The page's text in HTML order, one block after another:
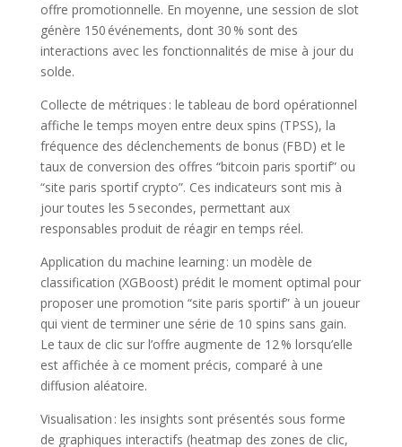
offre promotionnelle. En moyenne, une session de slot
génère 150 événements, dont 30 % sont des
interactions avec les fonctionnalités de mise à jour du
solde.
Collecte de métriques : le tableau de bord opérationnel
affiche le temps moyen entre deux spins (TPSS), la
fréquence des déclenchements de bonus (FBD) et le
taux de conversion des offres “bitcoin paris sportif” ou
“site paris sportif crypto”. Ces indicateurs sont mis à
jour toutes les 5 secondes, permettant aux
responsables produit de réagir en temps réel.
Application du machine learning : un modèle de
classification (XGBoost) prédit le moment optimal pour
proposer une promotion “site paris sportif” à un joueur
qui vient de terminer une série de 10 spins sans gain.
Le taux de clic sur l’offre augmente de 12 % lorsqu’elle
est affichée à ce moment précis, comparé à une
diffusion aléatoire.
Visualisation : les insights sont présentés sous forme
de graphiques interactifs (heatmap des zones de clic,